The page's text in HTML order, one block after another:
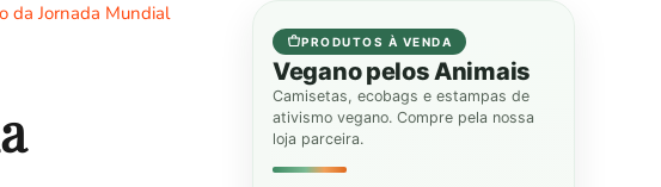
da Jornada Mundial
PRODUTOS À VENDA
Vegano pelos Animais
Camisetas, ecobags e estampas de
ativismo vegano. Compre pela nossa
loja parceira.